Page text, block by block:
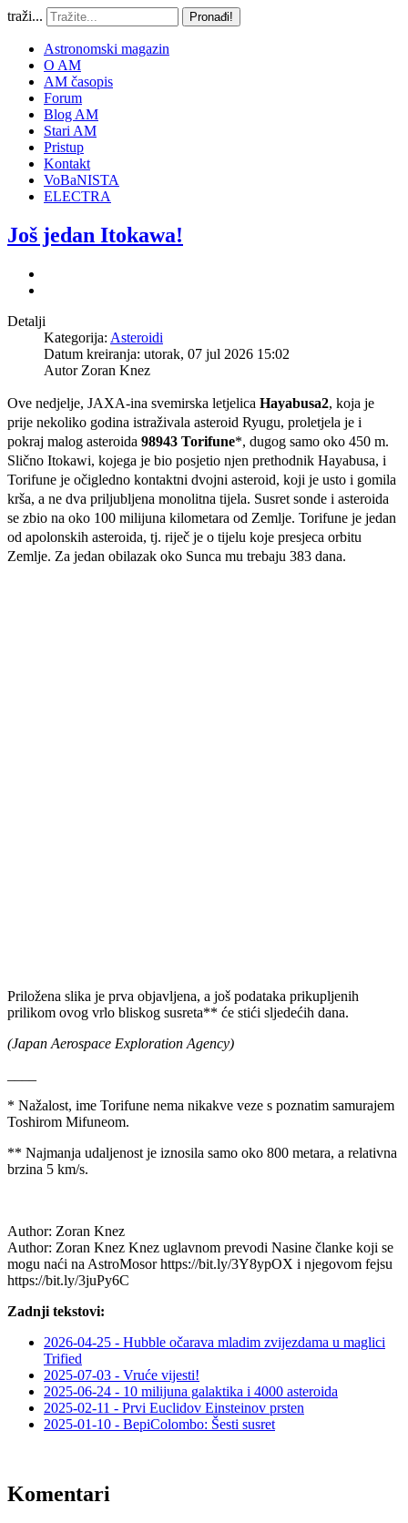
traži... Pronađi!
Astronomski magazin
O AM
AM časopis
Forum
Blog AM
Stari AM
Pristup
Kontakt
VoBaNISTA
ELECTRA
Još jedan Itokawa!
Detalji
Kategorija: Asteroidi
Datum kreiranja: utorak, 07 jul 2026 15:02
Autor Zoran Knez
Ove nedjelje, JAXA-ina svemirska letjelica Hayabusa2, koja je
prije nekoliko godina istraživala asteroid Ryugu, proletjela je i
pokraj malog asteroida 98943 Torifune*, dugog samo oko 450 m.
Slično Itokawi, kojega je bio posjetio njen prethodnik Hayabusa, i
Torifune je očigledno kontaktni dvojni asteroid, koji je usto i gomila
krša, a ne dva priljubljena monolitna tijela. Susret sonde i asteroida
se zbio na oko 100 milijuna kilometara od Zemlje. Torifune je jedan
od apolonskih asteroida, tj. riječ je o tijelu koje presjeca orbitu
Zemlje. Za jedan obilazak oko Sunca mu trebaju 383 dana.
Priložena slika je prva objavljena, a još podataka prikupljenih
prilikom ovog vrlo bliskog susreta** će stići sljedećih dana.
(Japan Aerospace Exploration Agency)
* Nažalost, ime Torifune nema nikakve veze s poznatim samurajem
Toshirom Mifuneom.
** Najmanja udaljenost je iznosila samo oko 800 metara, a relativna
brzina 5 km/s.
Author: Zoran Knez
Author: Zoran Knez Knez uglavnom prevodi Nasine članke koji se
mogu naći na AstroMosor https://bit.ly/3Y8ypOX i njegovom fejsu
https://bit.ly/3juPy6C
Zadnji tekstovi:
2026-04-25 - Hubble očarava mladim zvijezdama u maglici
Trified
2025-07-03 - Vruće vijesti!
2025-06-24 - 10 milijuna galaktika i 4000 asteroida
2025-02-11 - Prvi Euclidov Einsteinov prsten
2025-01-10 - BepiColombo: Šesti susret
Komentari